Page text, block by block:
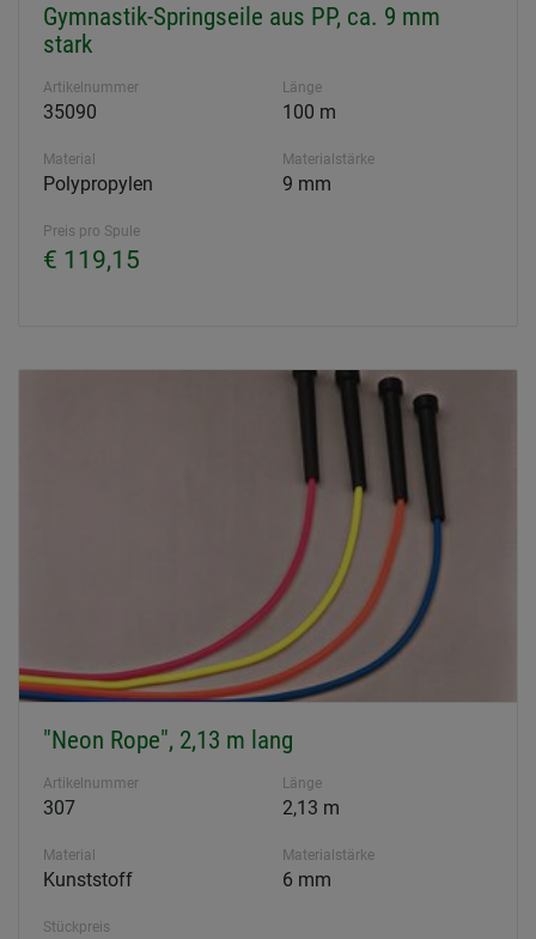
Gymnastik-Springseile aus PP, ca. 9 mm
stark
Artikelnummer
35090
Länge
100 m
Material
Polypropylen
Materialstärke
9 mm
Preis pro Spule
€ 119,15
"Neon Rope", 2,13 m lang
Artikelnummer
307
Länge
2,13 m
Material
Kunststoff
Materialstärke
6 mm
Stückpreis